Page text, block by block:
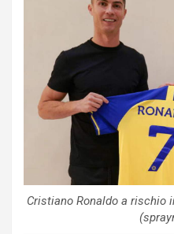
Cristiano Ronaldo a rischio